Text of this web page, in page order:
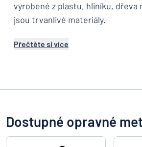
vyrobené z plastu, hliníku, dřeva
jsou trvanlivé materiály.
Přečtěte si více
Dostupné opravné